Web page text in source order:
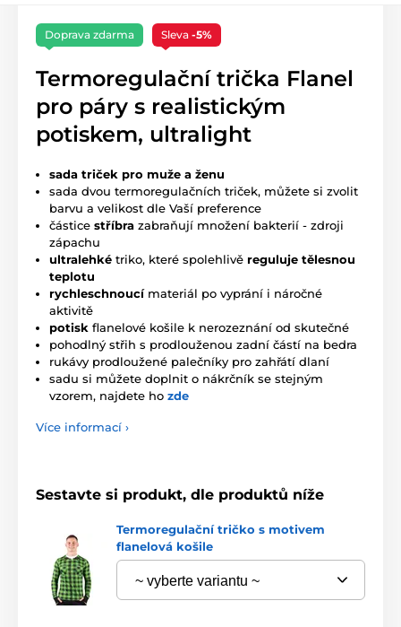
Doprava zdarma Sleva -5%
Termoregulační trička Flanel
pro páry s realistickým
potiskem, ultralight
sada triček pro muže a ženu
sada dvou termoregulačních triček, můžete si zvolit
barvu a velikost dle Vaší preference
částice stříbra zabraňují množení bakterií - zdroji
zápachu
ultralehké triko, které spolehlivě reguluje tělesnou
teplotu
rychleschnoucímateriál po vyprání i náročné
aktivitě
potisk flanelové košile k nerozeznání od skutečné
pohodlný střih s prodlouženou zadní částí na bedra
rukávy prodloužené palečníky pro zahřátí dlaní
sadu si můžete doplnit o nákrčník se stejným
vzorem, najdete ho zde
Více informací ›
Sestavte si produkt, dle produktů níže
Termoregulační tričko s motivem
flanelová košile